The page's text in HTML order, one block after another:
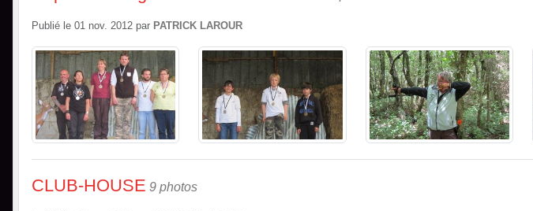
Publié le 01 nov. 2012 par PATRICK LAROUR
CLUB-HOUSE 9 photos